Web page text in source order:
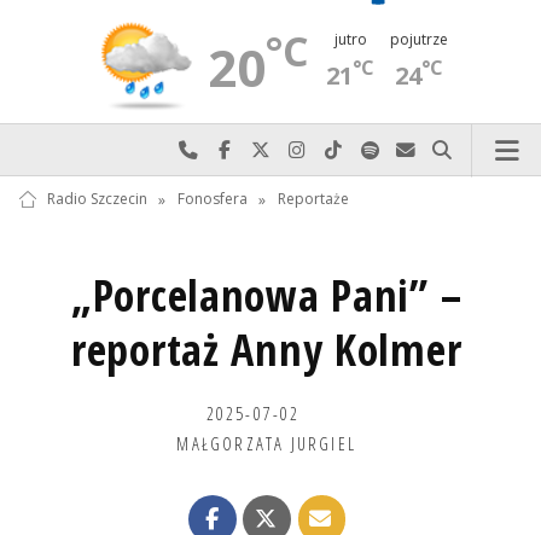
20°C jutro
21°C
pojutrze
24°C
Najlepiej po prostu do nas zadzwoń
Odwiedź nas na Facebook-u
Odwiedź nas na X
Odwiedź nas na Instagram-ie
Odwiedź nas na TikTok-u
Szukaj nas na Spotify
Wyślij do nas
Szukaj
Radio Szczecin » Fonosfera » Reportaże
„Porcelanowa Pani” –
reportaż Anny Kolmer
2025-07-02
MAŁGORZATA JURGIEL